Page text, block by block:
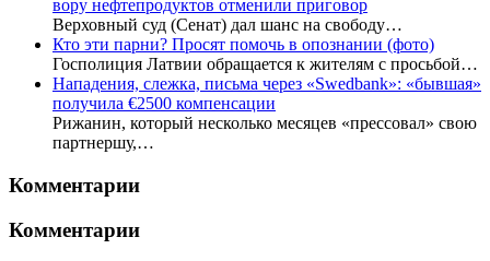
вору нефтепродуктов отменили приговор
Верховный суд (Сенат) дал шанс на свободу…
Кто эти парни? Просят помочь в опознании (фото)
Госполиция Латвии обращается к жителям с просьбой…
Нападения, слежка, письма через «Swedbank»: «бывшая»
получила €2500 компенсации
Рижанин, который несколько месяцев «прессовал» свою
партнершу,…
Комментарии
Комментарии